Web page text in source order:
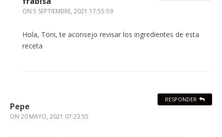
ON 5 SEPTIEMBRE, 2021 17:55:59
Hola, Toni, te aconsejo revisar los ingredientes de esta
receta
Pepe
ON 20 MAYO, 2021 07:23:55
RESPONDER